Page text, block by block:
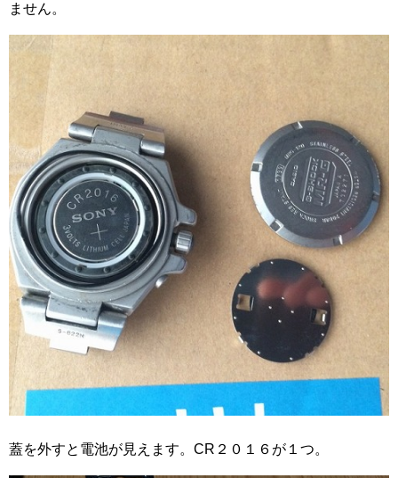
ません。
蓋を外すと電池が見えます。CR２０１６が１つ。